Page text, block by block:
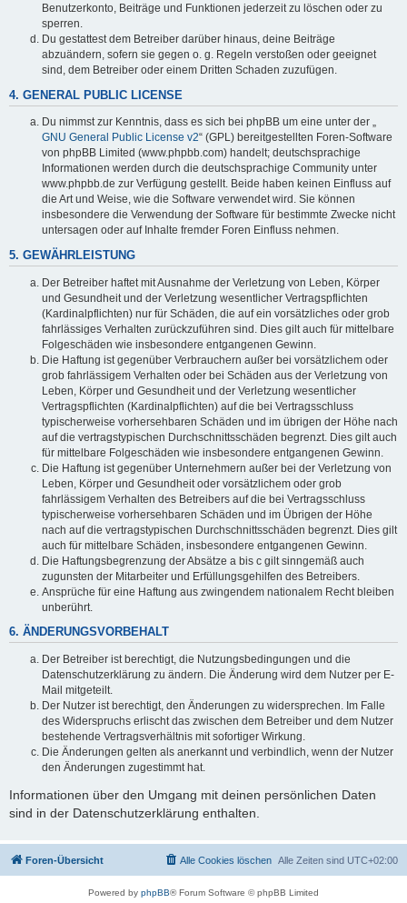
Benutzerkonto, Beiträge und Funktionen jederzeit zu löschen oder zu
sperren.
Du gestattest dem Betreiber darüber hinaus, deine Beiträge
abzuändern, sofern sie gegen o. g. Regeln verstoßen oder geeignet
sind, dem Betreiber oder einem Dritten Schaden zuzufügen.
4. GENERAL PUBLIC LICENSE
Du nimmst zur Kenntnis, dass es sich bei phpBB um eine unter der „
GNU General Public License v2“ (GPL) bereitgestellten Foren-Software
von phpBB Limited (www.phpbb.com) handelt; deutschsprachige
Informationen werden durch die deutschsprachige Community unter
www.phpbb.de zur Verfügung gestellt. Beide haben keinen Einfluss auf
die Art und Weise, wie die Software verwendet wird. Sie können
insbesondere die Verwendung der Software für bestimmte Zwecke nicht
untersagen oder auf Inhalte fremder Foren Einfluss nehmen.
5. GEWÄHRLEISTUNG
Der Betreiber haftet mit Ausnahme der Verletzung von Leben, Körper
und Gesundheit und der Verletzung wesentlicher Vertragspflichten
(Kardinalpflichten) nur für Schäden, die auf ein vorsätzliches oder grob
fahrlässiges Verhalten zurückzuführen sind. Dies gilt auch für mittelbare
Folgeschäden wie insbesondere entgangenen Gewinn.
Die Haftung ist gegenüber Verbrauchern außer bei vorsätzlichem oder
grob fahrlässigem Verhalten oder bei Schäden aus der Verletzung von
Leben, Körper und Gesundheit und der Verletzung wesentlicher
Vertragspflichten (Kardinalpflichten) auf die bei Vertragsschluss
typischerweise vorhersehbaren Schäden und im übrigen der Höhe nach
auf die vertragstypischen Durchschnittsschäden begrenzt. Dies gilt auch
für mittelbare Folgeschäden wie insbesondere entgangenen Gewinn.
Die Haftung ist gegenüber Unternehmern außer bei der Verletzung von
Leben, Körper und Gesundheit oder vorsätzlichem oder grob
fahrlässigem Verhalten des Betreibers auf die bei Vertragsschluss
typischerweise vorhersehbaren Schäden und im Übrigen der Höhe
nach auf die vertragstypischen Durchschnittsschäden begrenzt. Dies gilt
auch für mittelbare Schäden, insbesondere entgangenen Gewinn.
Die Haftungsbegrenzung der Absätze a bis c gilt sinngemäß auch
zugunsten der Mitarbeiter und Erfüllungsgehilfen des Betreibers.
Ansprüche für eine Haftung aus zwingendem nationalem Recht bleiben
unberührt.
6. ÄNDERUNGSVORBEHALT
Der Betreiber ist berechtigt, die Nutzungsbedingungen und die
Datenschutzerklärung zu ändern. Die Änderung wird dem Nutzer per E-
Mail mitgeteilt.
Der Nutzer ist berechtigt, den Änderungen zu widersprechen. Im Falle
des Widerspruchs erlischt das zwischen dem Betreiber und dem Nutzer
bestehende Vertragsverhältnis mit sofortiger Wirkung.
Die Änderungen gelten als anerkannt und verbindlich, wenn der Nutzer
den Änderungen zugestimmt hat.
Informationen über den Umgang mit deinen persönlichen Daten
sind in der Datenschutzerklärung enthalten.
Foren-Übersicht Alle Zeiten sind UTC+02:00
Alle Cookies löschen
Powered by phpBB® Forum Software © phpBB Limited